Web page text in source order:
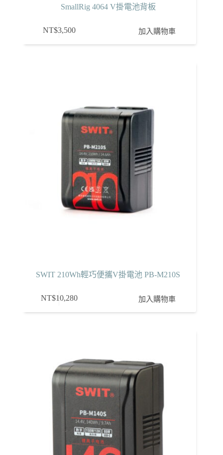
SmallRig 4064 V掛電池背板
NT$3,500 加入購物車
SWIT 210Wh輕巧便攜V掛電池 PB-M210S
NT$10,280 加入購物車